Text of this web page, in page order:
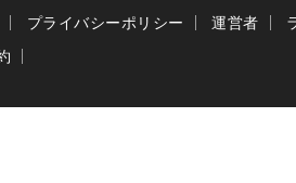
プライバシーポリシー 運営者